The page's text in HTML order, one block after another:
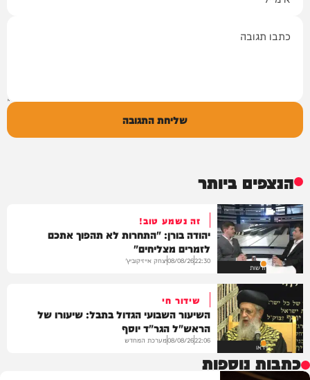
שליחת התגובה
הנצפים ביותר
חדשות
זה נשמע טוב!
יהודה בורן: "התחרות לא תהפוך אתכם
לזמרים מצליחים"
22:30
08/08/26יצחק אייזיקוביץ'
וידאו
שידור חי
השיעור השבועי הגדול בתבל: שיעורו של
הראש"ל הגר"ד יוסף
22:06
08/08/26מערכת המחדש
כתבות נוספות